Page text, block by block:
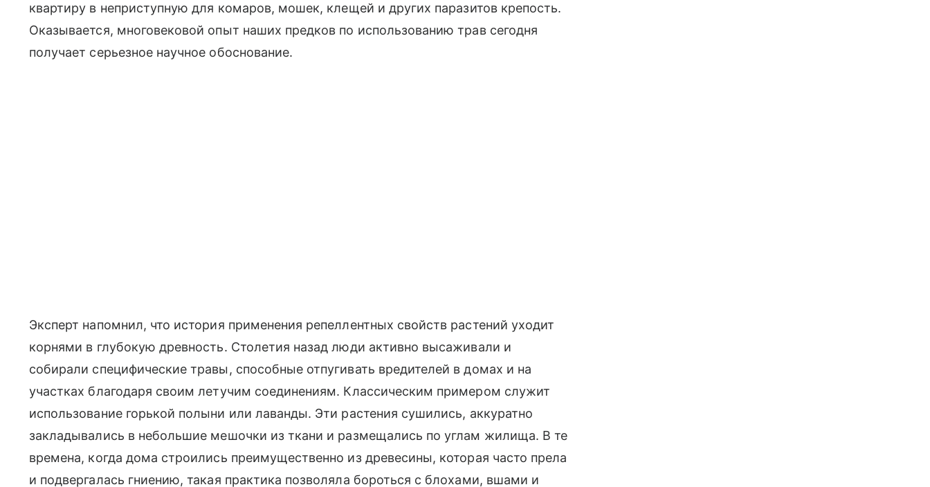
квартиру в неприступную для комаров, мошек, клещей и других паразитов крепость.
Оказывается, многовековой опыт наших предков по использованию трав сегодня
получает серьезное научное обоснование.
Эксперт напомнил, что история применения репеллентных свойств растений уходит
корнями в глубокую древность. Столетия назад люди активно высаживали и
собирали специфические травы, способные отпугивать вредителей в домах и на
участках благодаря своим летучим соединениям. Классическим примером служит
использование горькой полыни или лаванды. Эти растения сушились, аккуратно
закладывались в небольшие мешочки из ткани и размещались по углам жилища. В те
времена, когда дома строились преимущественно из древесины, которая часто прела
и подвергалась гниению, такая практика позволяла бороться с блохами, вшами и